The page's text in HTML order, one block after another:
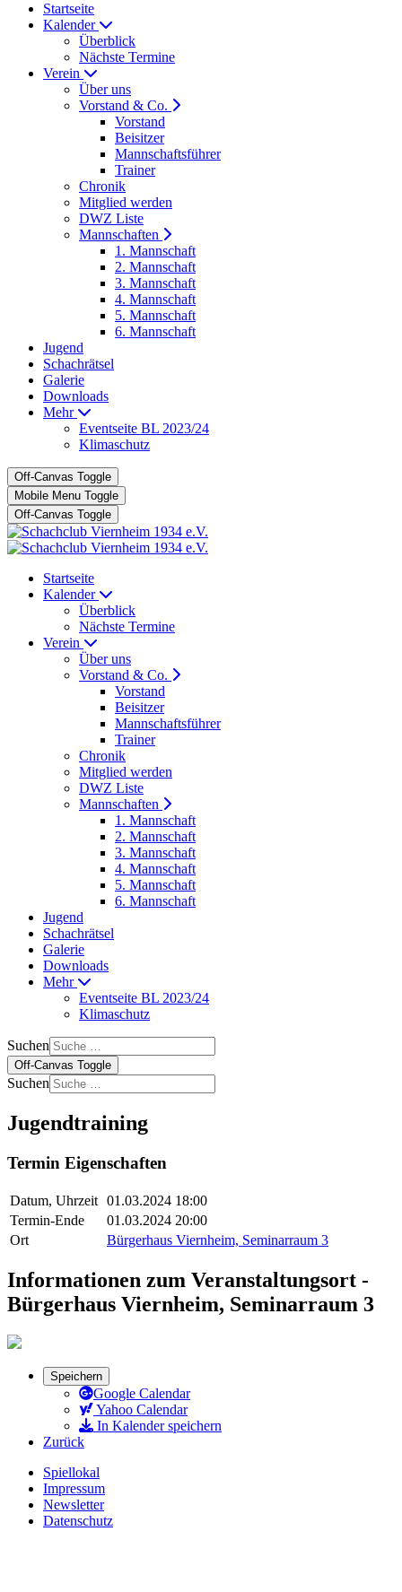
Startseite
Kalender
Überblick
Nächste Termine
Verein
Über uns
Vorstand & Co.
Vorstand
Beisitzer
Mannschaftsführer
Trainer
Chronik
Mitglied werden
DWZ Liste
Mannschaften
1. Mannschaft
2. Mannschaft
3. Mannschaft
4. Mannschaft
5. Mannschaft
6. Mannschaft
Jugend
Schachrätsel
Galerie
Downloads
Mehr
Eventseite BL 2023/24
Klimaschutz
Off-Canvas Toggle
Mobile Menu Toggle
Off-Canvas Toggle
Startseite
Kalender
Überblick
Nächste Termine
Verein
Über uns
Vorstand & Co.
Vorstand
Beisitzer
Mannschaftsführer
Trainer
Chronik
Mitglied werden
DWZ Liste
Mannschaften
1. Mannschaft
2. Mannschaft
3. Mannschaft
4. Mannschaft
5. Mannschaft
6. Mannschaft
Jugend
Schachrätsel
Galerie
Downloads
Mehr
Eventseite BL 2023/24
Klimaschutz
Suchen
Off-Canvas Toggle
Suchen
Jugendtraining
Termin Eigenschaften
Datum, Uhrzeit 01.03.2024 18:00
Termin-Ende
01.03.2024 20:00
Ort
Bürgerhaus Viernheim, Seminarraum 3
Informationen zum Veranstaltungsort -
Bürgerhaus Viernheim, Seminarraum 3
Speichern
Google Calendar
Yahoo Calendar
In Kalender speichern
Zurück
Spiellokal
Impressum
Newsletter
Datenschutz